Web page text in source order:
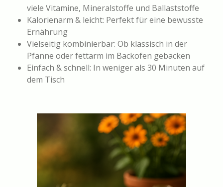
viele Vitamine, Mineralstoffe und Ballaststoffe
Kalorienarm & leicht: Perfekt für eine bewusste
Ernährung
Vielseitig kombinierbar: Ob klassisch in der
Pfanne oder fettarm im Backofen gebacken
Einfach & schnell: In weniger als 30 Minuten auf
dem Tisch